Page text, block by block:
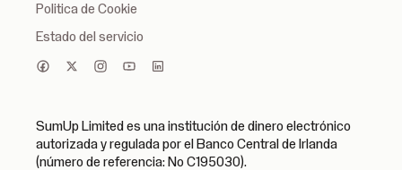
Politica de Cookie
Estado del servicio
SumUp Limited es una institución de dinero electrónico
autorizada y regulada por el Banco Central de Irlanda
(número de referencia: No C195030).